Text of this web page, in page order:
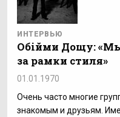
ИНТЕРВЬЮ
Обійми Дощу:
за рамки стиля»
01.01.1970
Очень часто многие
знакомым и друзьям.